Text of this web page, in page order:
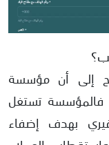
إلى أن مؤسسة
فالمؤسسة تستغل
بهدف إضفاء